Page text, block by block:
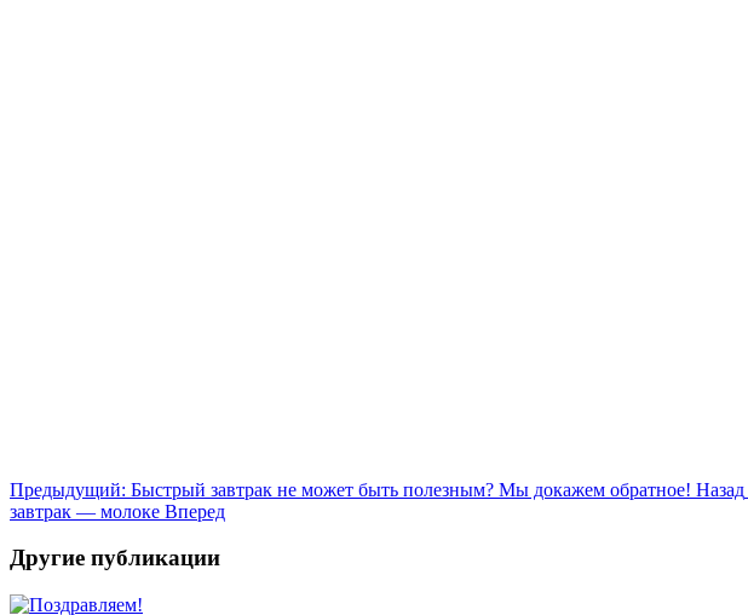
Предыдущий: Быстрый завтрак не может быть полезным? Мы докажем обратное! Назад
завтрак — молоке Вперед
Другие публикации